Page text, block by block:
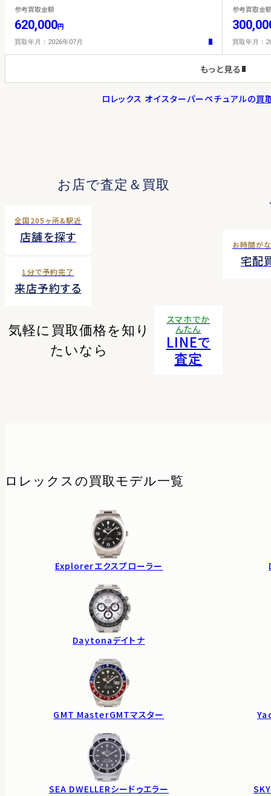
参考買取金額
620,000円
買取年月：2026年07月
参考買取金
買取年月：
もっと見る
ロレックス オイスターパーペチュアルの買
お店で査定＆買取
全国205ヶ所&駅近
店舗を探す
1分で予約完了
来店予約する
お時間が
宅配
気軽に買取価格を知り
たいなら
スマホでか
んたん
LINEで
査定
ロレックスの 買取モデル一覧
Explorerエクスプローラー
Daytonaデイトナ
GMT MasterGMTマスター
SEA DWELLERシードゥエラー